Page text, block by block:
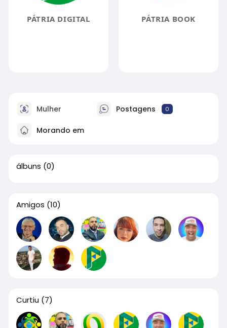
PÁTRIA DIGITAL PÁTRIA BOOK
Mulher Postagens 0
Morando em
álbuns (0)
Amigos (10)
Curtiu (7)